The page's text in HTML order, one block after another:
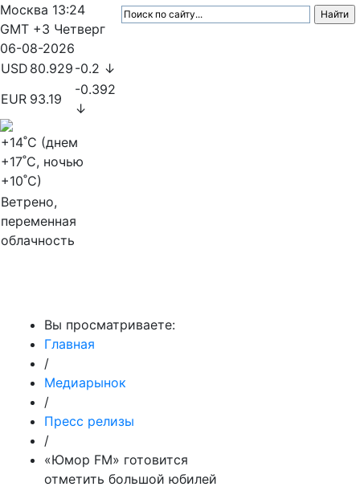
Москва 13:24
GMT +3 Четверг
06-08-2026
USD 80.929 -0.2 ↓
EUR 93.19
-0.392
↓
+14˚C (днем
+17˚C, ночью
+10˚C)
Ветрено,
переменная
облачность
Вы просматриваете:
Главная
/
Медиарынок
/
Пресс релизы
/
«Юмор FM» готовится
отметить большой юбилей